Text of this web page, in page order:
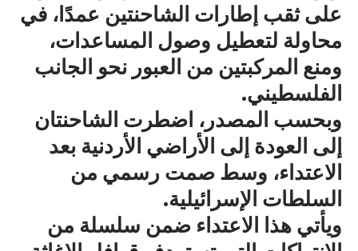
على ثقب إطارات الشاحنتين عمدًا، في
محاولة لتعطيل وصول المساعدات،
ومنع المركبتين من العبور نحو الجانب
الفلسطيني.
وبحسب المصدر، اضطرت الشاحنتان
إلى العودة إلى الأراضي الأردنية بعد
الاعتداء، وسط صمت رسمي من
السلطات الإسرائيلية.
ويأتي هذا الاعتداء ضمن سلسلة من